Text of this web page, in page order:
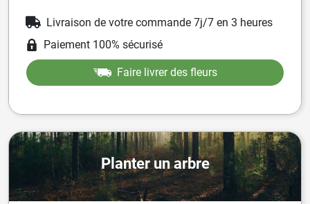
Livraison de votre commande 7j/7 en 3 heures
Paiement 100% sécurisé
Faire livrer des fleurs
Planter un arbre